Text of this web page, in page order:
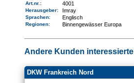
Art.nr. : 4001
Herausgeber: Imray
Sprachen: Englisch
Regionen: Binnengewässer Europa
Andere Kunden
DKW Frankreich Nord